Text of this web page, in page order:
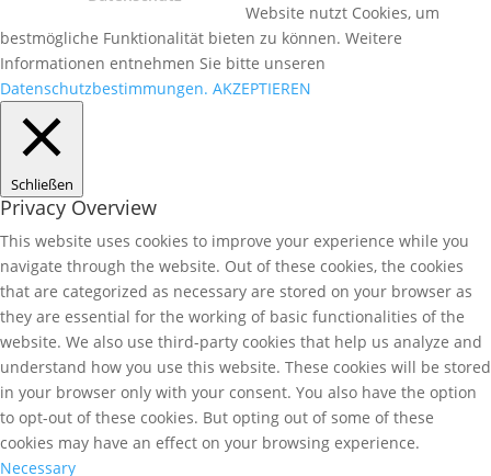
Website nutzt Cookies, um
bestmögliche Funktionalität bieten zu können. Weitere
Informationen entnehmen Sie bitte unseren
Datenschutzbestimmungen. AKZEPTIEREN
Schließen
Privacy Overview
This website uses cookies to improve your experience while you
navigate through the website. Out of these cookies, the cookies
that are categorized as necessary are stored on your browser as
they are essential for the working of basic functionalities of the
website. We also use third-party cookies that help us analyze and
understand how you use this website. These cookies will be stored
in your browser only with your consent. You also have the option
to opt-out of these cookies. But opting out of some of these
cookies may have an effect on your browsing experience.
Necessary